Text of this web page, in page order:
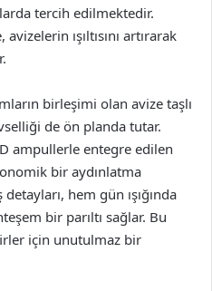
tercih edilmektedir.
ışıltısını artırarak
birleşimi olan avize taşlı
de ön planda tutar.
ampullerle entegre edilen
bir aydınlatma
hem gün ışığında
bir parıltı sağlar. Bu
için unutulmaz bir